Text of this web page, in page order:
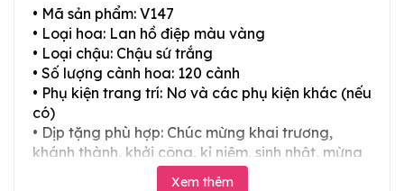
• Mã sản phẩm: V147
• Loại hoa: Lan hồ điệp màu vàng
• Loại chậu: Chậu sứ trắng
• Số lượng cành hoa: 120 cành
• Phụ kiện trang trí: Nơ và các phụ kiện khác (nếu
có)
• Dịp tặng phù hợp: Chúc mừng khai trương,
khánh thành, khởi công, kỉ niệm, sinh nhật, mừng
thọ, mừng cưới, tân gia và các ngày lễ tết trong
Xem thêm